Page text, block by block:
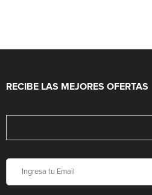
RECIBE LAS MEJORES OFERTAS